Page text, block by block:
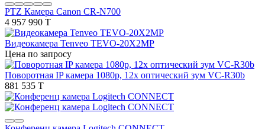
PTZ Камера Canon CR-N700
4 957 990 T
Видеокамера Tenveo TEVO-20X2MP
Цена по запросу
Поворотная IP камера 1080p, 12х оптический зум VC-R30b
881 535 T